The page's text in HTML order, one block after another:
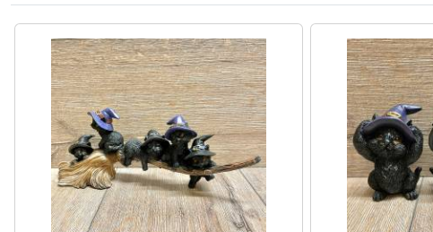
Es folgt ein Produktslider - navigieren Sie mit der Tab-Taste